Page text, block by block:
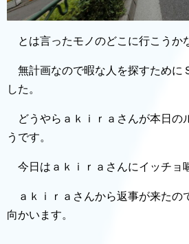
とは言ったモノのどこに行こうか
無計画なので暇な人を探すために
した。
どうやらａｋｉｒａさんが本日の
うです。
今日はａｋｉｒａさんにイッチョ
ａｋｉｒａさんから返事が来たの
向かいます。